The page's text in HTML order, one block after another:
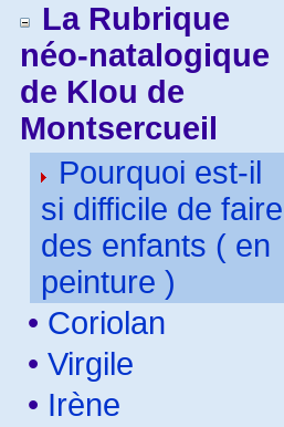
La Rubrique
néo-natalogique
de Klou de
Montsercueil
Pourquoi est-il
si difficile de faire
des enfants ( en
peinture )
• Coriolan
• Virgile
• Irène